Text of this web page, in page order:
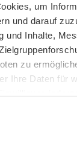
um
und darauf
und Inhalte,
zu
Ihre Daten für
widerrufen